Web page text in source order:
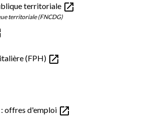
territoriale open_in_new
territoriale (FNCDG)
(FPH) open_in_new
offres d'emploi open_in_new